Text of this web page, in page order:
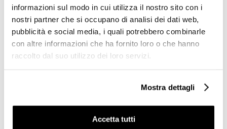
informazioni sul modo in cui utilizza il nostro sito con i
nostri partner che si occupano di analisi dei dati web,
pubblicità e social media, i quali potrebbero combinarle
con altre informazioni che ha fornito loro o che hanno
raccolto dal suo utilizzo dei loro servizi.
Mostra dettagli
Accetta tutti
€ 41,05 € 32,50 € 187,88 € 123,00